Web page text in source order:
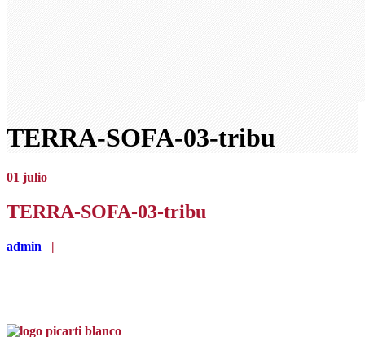
TERRA-SOFA-03-tribu
01 julio
TERRA-SOFA-03-tribu
admin |